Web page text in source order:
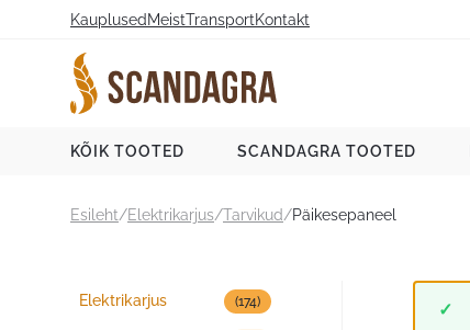
Kauplused MeistTransportKontakt
KÕIK TOOTED SCANDAGRA TOOTED
Esileht/Elektrikarjus/Tarvikud/Päikesepaneel
Tootekategooriad
Elektrikarjus (174)